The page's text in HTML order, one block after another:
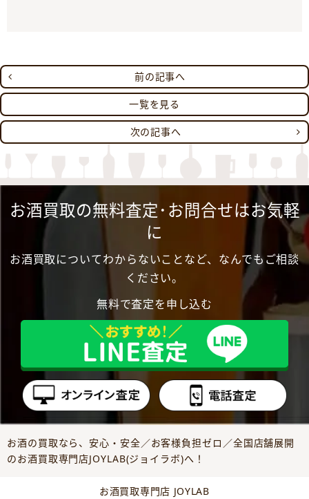
前の記事へ
一覧を見る
次の記事へ
お酒買取の無料査定･お問合せはお気軽
に
お酒買取についてわからないことなど、なんでもご相談
ください。
無料で査定を申し込む
お酒の買取なら、安心・安全／お客様負担ゼロ／全国店舗展開
のお酒買取専門店JOYLAB(ジョイラボ)へ！
お酒買取専門店 JOYLAB